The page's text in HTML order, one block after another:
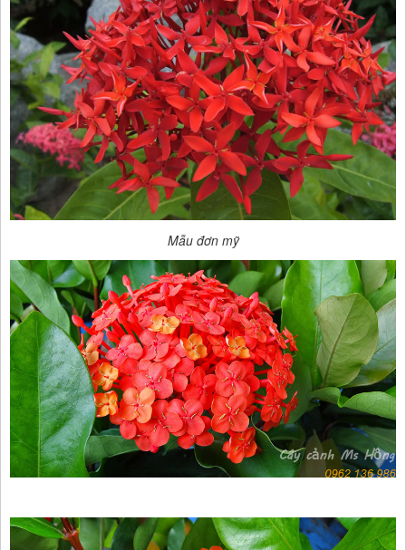
Mẫu đơn mỹ